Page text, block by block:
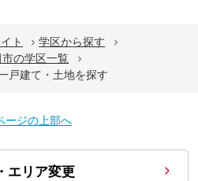
ト
学区から探す
市の学区一覧
戸建て・土地を探す
ージの上部へ
エリア変更